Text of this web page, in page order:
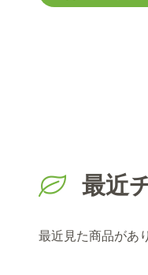
最近
最近見た商品があ